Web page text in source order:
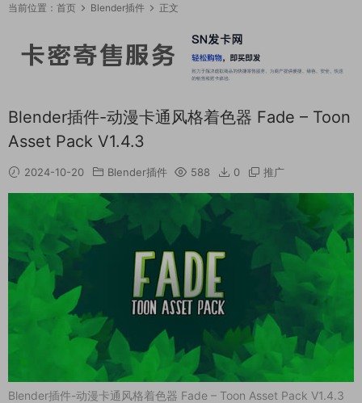
当前位置： 首页 Blender插件 正文
Blender插件-动漫卡通风格着色器 Fade – Toon
Asset Pack V1.4.3
2024-10-20 Blender插件 588 0 推广
Blender插件-动漫卡通风格着色器 Fade – Toon Asset Pack V1.4.3